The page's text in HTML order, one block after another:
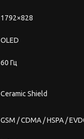
1792×828
OLED
60 Гц
Ceramic Shield
GSM / CDMA / HSPA /